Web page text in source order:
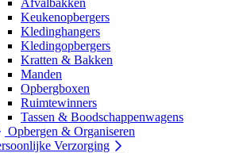
Afvalbakken
Keukenopbergers
Kledinghangers
Kledingopbergers
Kratten & Bakken
Manden
Opbergboxen
Ruimtewinners
Tassen & Boodschappenwagens
Opbergen & Organiseren
Verzorging